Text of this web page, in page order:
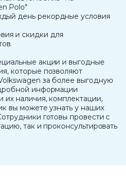
Polo"
день рекордные условия
и скидки для
акции и выгодные
которые позволяют
за более выгодную
информации
их наличия, комплектации,
вы можете узнать у наших
готовы провести с
так и проконсультировать